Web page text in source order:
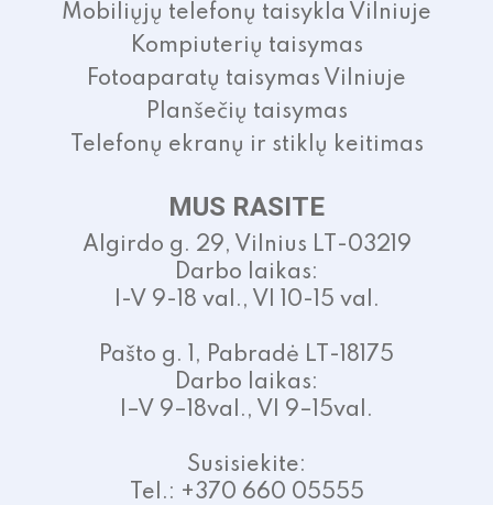
Mobiliųjų telefonų taisykla Vilniuje
Kompiuterių taisymas
Fotoaparatų taisymas Vilniuje
Planšečių taisymas
Telefonų ekranų ir stiklų keitimas
MUS RASITE
Algirdo g. 29, Vilnius LT-03219
Darbo laikas:
I-V 9-18 val., VI 10-15 val.
Pašto g. 1, Pabradė LT-18175
Darbo laikas:
I–V 9–18val., VI 9–15val.
Susisiekite:
Tel.: +370 660 05555